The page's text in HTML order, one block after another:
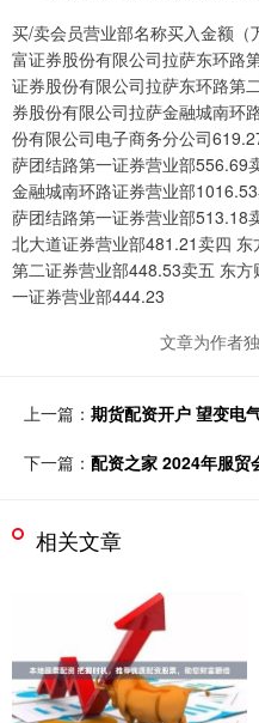
买/卖会员营业部名称买入金额
富证券股份有限公司拉萨东环路
证券股份有限公司拉萨东环路第
券股份有限公司拉萨金融城南环
份有限公司电子商务分公司
萨团结路第一证券营业部556.69
金融城南环路证券营业部
萨团结路第一证券营业部513.18
北大道证券营业部481.21卖四
第二证券营业部448.53卖五 东
一证券营业部444.23
文章为作者
上一篇： 期货配资开户 望变电
下一篇： 配资之家 2024年服贸
相关文章